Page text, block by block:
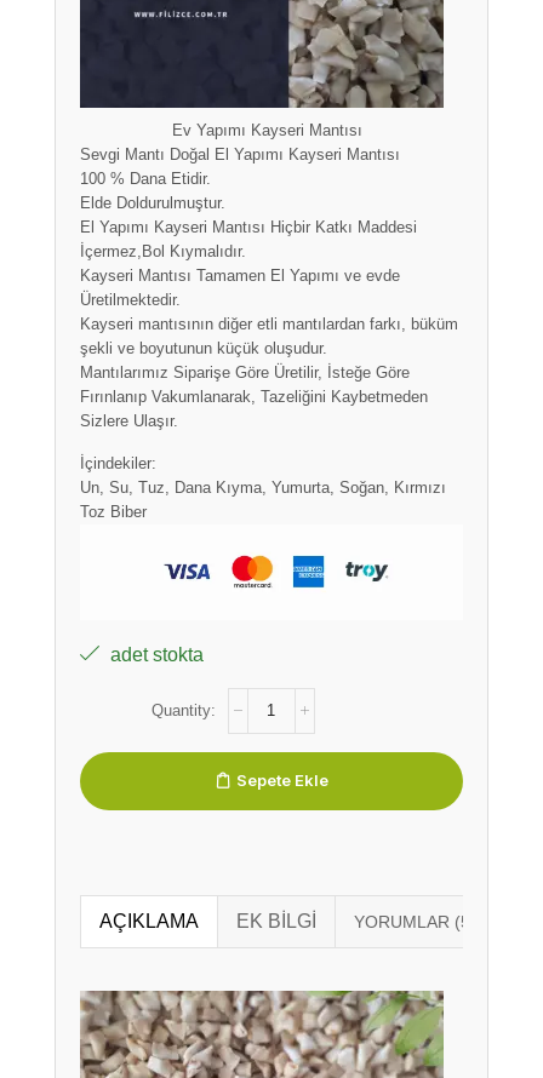
Ev Yapımı Kayseri Mantısı
Sevgi Mantı Doğal El Yapımı Kayseri Mantısı
100 % Dana Etidir.
Elde Doldurulmuştur.
El Yapımı Kayseri Mantısı Hiçbir Katkı Maddesi
İçermez,Bol Kıymalıdır.
Kayseri Mantısı Tamamen El Yapımı ve evde
Üretilmektedir.
Kayseri mantısının diğer etli mantılardan farkı, büküm
şekli ve boyutunun küçük oluşudur.
Mantılarımız Siparişe Göre Üretilir, İsteğe Göre
Fırınlanıp Vakumlanarak, Tazeliğini Kaybetmeden
Sizlere Ulaşır.
İçindekiler:
Un, Su, Tuz, Dana Kıyma, Yumurta, Soğan, Kırmızı
Toz Biber
adet stokta
Sepete Ekle
AÇIKLAMA EK BILGI